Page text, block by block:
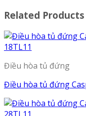
Related Products
Điều hòa tủ đứng
Điều hòa tủ đứng